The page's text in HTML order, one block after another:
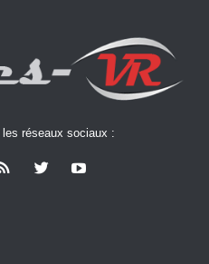
les réseaux sociaux :